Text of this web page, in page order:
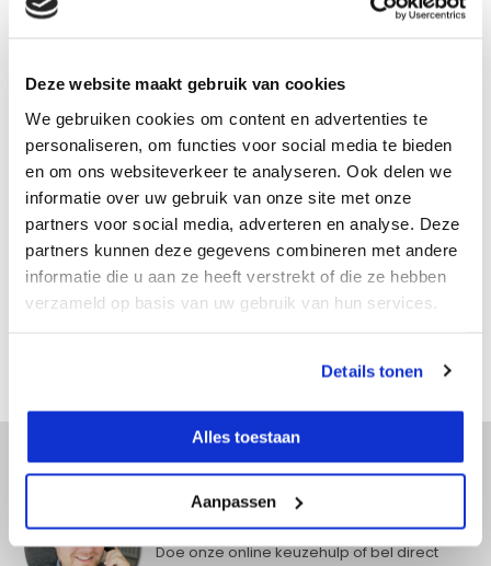
Deze website maakt gebruik van cookies
We gebruiken cookies om content en advertenties te
personaliseren, om functies voor social media te bieden
en om ons websiteverkeer te analyseren. Ook delen we
informatie over uw gebruik van onze site met onze
partners voor social media, adverteren en analyse. Deze
partners kunnen deze gegevens combineren met andere
informatie die u aan ze heeft verstrekt of die ze hebben
verzameld op basis van uw gebruik van hun services.
Details tonen
Alles toestaan
Aanpassen
werkdagen voor 17:00 uur besteld = dezelfde dag
Vergelijk
Productomschrijving
Specificaties
Reviews
Advies nodig?
Doe onze online keuzehulp of bel direct